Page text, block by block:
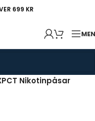
699 KR
Nikotinpåsar